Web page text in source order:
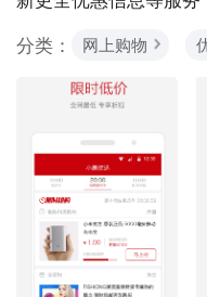
分类：
网上购物